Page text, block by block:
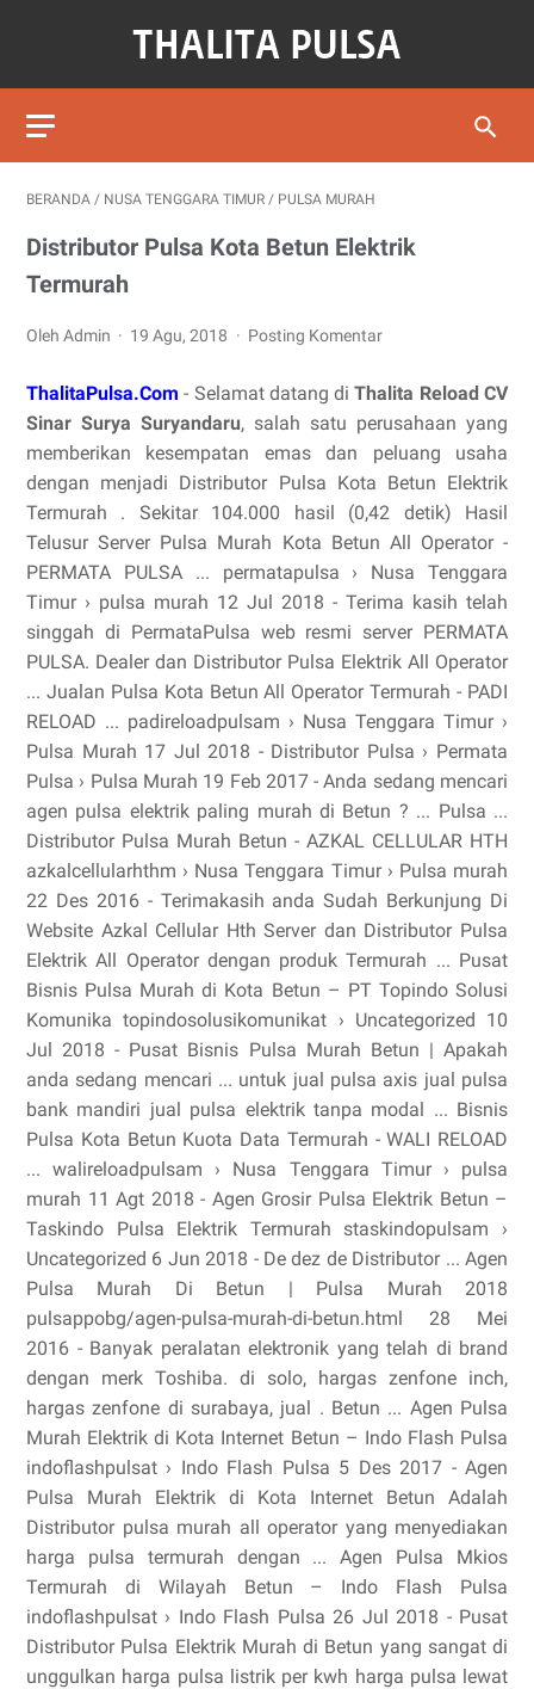
BERANDA / NUSA TENGGARA TIMUR / PULSA MURAH
Distributor Pulsa Kota Betun Elektrik
Termurah
Oleh Admin 19 Agu, 2018 Posting Komentar
ThalitaPulsa.Com - Selamat datang diThalita Reload CV
Sinar Surya Suryandaru, salah satu perusahaan yang
memberikan kesempatan emas dan peluang usaha
dengan menjadi Distributor Pulsa Kota Betun Elektrik
Termurah . Sekitar 104.000 hasil (0,42 detik) Hasil
Telusur Server Pulsa Murah Kota Betun All Operator -
PERMATA PULSA ... permatapulsa › Nusa Tenggara
Timur › pulsa murah 12 Jul 2018 - Terima kasih telah
singgah di PermataPulsa web resmi server PERMATA
PULSA. Dealer dan Distributor Pulsa Elektrik All Operator
... Jualan Pulsa Kota Betun All Operator Termurah - PADI
RELOAD ... padireloadpulsam › Nusa Tenggara Timur ›
Pulsa Murah 17 Jul 2018 - Distributor Pulsa › Permata
Pulsa › Pulsa Murah 19 Feb 2017 - Anda sedang mencari
agen pulsa elektrik paling murah di Betun ? ... Pulsa ...
Distributor Pulsa Murah Betun - AZKAL CELLULAR HTH
azkalcellularhthm › Nusa Tenggara Timur › Pulsa murah
22 Des 2016 - Terimakasih anda Sudah Berkunjung Di
Website Azkal Cellular Hth Server dan Distributor Pulsa
Elektrik All Operator dengan produk Termurah ... Pusat
Bisnis Pulsa Murah di Kota Betun – PT Topindo Solusi
Komunika topindosolusikomunikat › Uncategorized 10
Jul 2018 - Pusat Bisnis Pulsa Murah Betun | Apakah
anda sedang mencari ... untuk jual pulsa axis jual pulsa
bank mandiri jual pulsa elektrik tanpa modal ... Bisnis
Pulsa Kota Betun Kuota Data Termurah - WALI RELOAD
... walireloadpulsam › Nusa Tenggara Timur › pulsa
murah 11 Agt 2018 - Agen Grosir Pulsa Elektrik Betun –
Taskindo Pulsa Elektrik Termurah staskindopulsam ›
Uncategorized 6 Jun 2018 - De dez de Distributor ... Agen
Pulsa Murah Di Betun | Pulsa Murah 2018
pulsappobg/agen-pulsa-murah-di-betun.html 28 Mei
2016 - Banyak peralatan elektronik yang telah di brand
dengan merk Toshiba. di solo, hargas zenfone inch,
hargas zenfone di surabaya, jual . Betun ... Agen Pulsa
Murah Elektrik di Kota Internet Betun – Indo Flash Pulsa
indoflashpulsat › Indo Flash Pulsa 5 Des 2017 - Agen
Pulsa Murah Elektrik di Kota Internet Betun Adalah
Distributor pulsa murah all operator yang menyediakan
harga pulsa termurah dengan ... Agen Pulsa Mkios
Termurah di Wilayah Betun – Indo Flash Pulsa
indoflashpulsat › Indo Flash Pulsa 26 Jul 2018 - Pusat
Distributor Pulsa Elektrik Murah di Betun yang sangat di
unggulkan harga pulsa listrik per kwh harga pulsa lewat